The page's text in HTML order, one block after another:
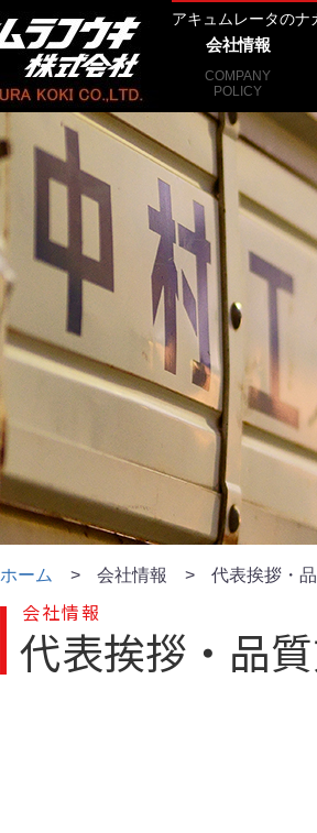
アキュムレータのナ
会社情報
COMPANY
POLICY
ホーム 会社情報 代表挨拶・
代表挨拶・品
会社情報